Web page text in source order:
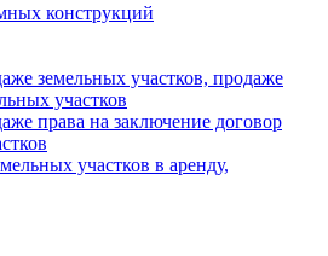
конструкций
земельных участков, продаже
участков
права на заключение договор
участков в аренду,